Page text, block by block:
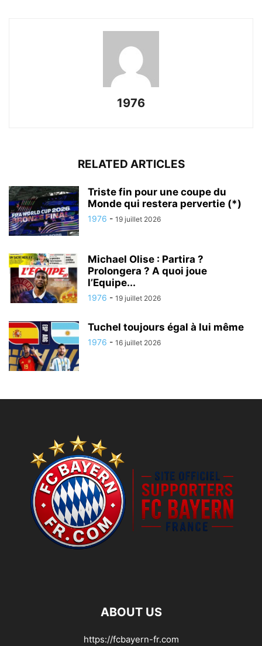
1976
RELATED ARTICLES
Triste fin pour une coupe du
Monde qui restera pervertie (*)
1976 - 19 juillet 2026
Michael Olise : Partira ?
Prolongera ? A quoi joue
l’Equipe...
1976 - 19 juillet 2026
Tuchel toujours égal à lui même
1976 - 16 juillet 2026
ABOUT US
https://fcbayern-fr.com